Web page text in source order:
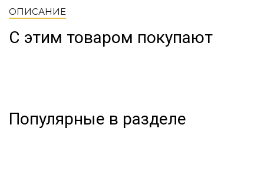
ОПИСАНИЕ
С этим товаром покупают
Популярные в разделе